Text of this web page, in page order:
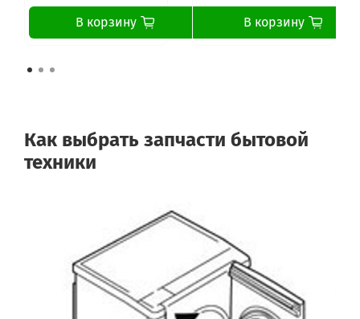
В корзину В корзину
Как выбрать запчасти бытовой
техники